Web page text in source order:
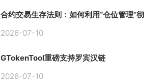
合约交易生存法则：如何利用“仓位管理”彻
2026-07-10
GTokenTool重磅支持罗宾汉链
2026-07-10